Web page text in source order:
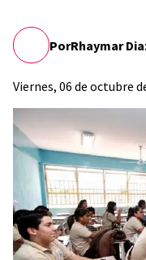
PorRhaymar
Viernes, 06 de octubre